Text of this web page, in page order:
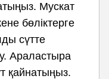
Мускат
бөліктерге
сүтте
Араластыра
қайнатыңыз.